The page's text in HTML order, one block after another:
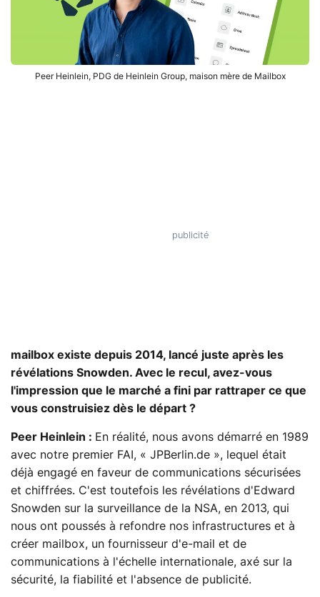
Peer Heinlein, PDG de Heinlein Group, maison mère de Mailbox
mailbox existe depuis 2014, lancé juste après les
révélations Snowden. Avec le recul, avez-vous
l'impression que le marché a fini par rattraper ce que
vous construisiez dès le départ ?
Peer Heinlein : En réalité, nous avons démarré en 1989
avec notre premier FAI, « JPBerlin.de », lequel était
déjà engagé en faveur de communications sécurisées
et chiffrées. C'est toutefois les révélations d'Edward
Snowden sur la surveillance de la NSA, en 2013, qui
nous ont poussés à refondre nos infrastructures et à
créer mailbox, un fournisseur d'e-mail et de
communications à l'échelle internationale, axé sur la
sécurité, la fiabilité et l'absence de publicité.